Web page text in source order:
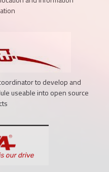
to develop and
useable into open source